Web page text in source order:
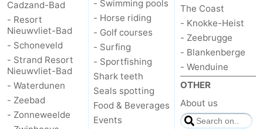
Cadzand-Bad
- Resort
Nieuwvliet-Bad
- Schoneveld
- Strand Resort
Nieuwvliet-Bad
- Waterdunen
- Zeebad
- Zonneweelde
- Swimming pools
- Horse riding
- Golf courses
- Surfing
- Sportfishing
Shark teeth
Seals spotting
Food & Beverages
Events
The Coast
- Knokke-Heist
- Zeebrugge
- Blankenberge
- Wenduine
OTHER
About us